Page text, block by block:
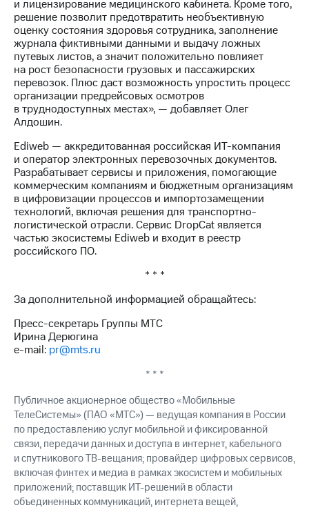
Контакты
развитие
деловая этика
На главную
и лицензирование медицинского кабинета. Кроме того,
решение позволит предотвратить необъективную
оценку состояния здоровья сотрудника, заполнение
журнала фиктивными данными и выдачу ложных
путевых листов, а значит положительно повлияет
на рост безопасности грузовых и пассажирских
перевозок. Плюс даст возможность упростить процесс
организации предрейсовых осмотров
в труднодоступных местах», — добавляет Олег
Алдошин.
Ediweb — аккредитованная российская ИТ-компания
и оператор электронных перевозочных документов.
Разрабатывает сервисы и приложения, помогающие
коммерческим компаниям и бюджетным организациям
в цифровизации процессов и импортозамещении
технологий, включая решения для транспортно-
логистической отрасли. Сервис DropCat является
частью экосистемы Ediweb и входит в реестр
российского ПО.
* * *
За дополнительной информацией обращайтесь:
Пресс-секретарь Группы МТС
Ирина Дерюгина
e-mail: pr@mts.ru
* * *
Публичное акционерное общество «Мобильные
ТелеСистемы» (ПАО «МТС») — ведущая компания в России
по предоставлению услуг мобильной и фиксированной
связи, передачи данных и доступа в интернет, кабельного
и спутникового ТВ-вещания; провайдер цифровых сервисов,
включая финтех и медиа в рамках экосистем и мобильных
приложений; поставщик ИТ-решений в области
объединенных коммуникаций, интернета вещей,